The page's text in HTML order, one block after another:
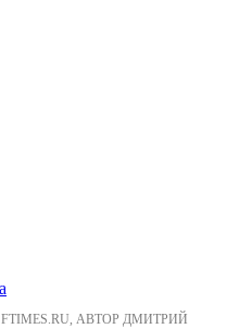
АВТОР ДМИТРИЙ